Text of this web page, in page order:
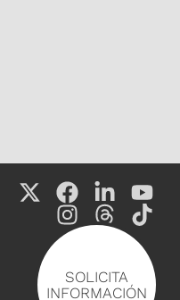
SOLICITA
INFORMACIÓN